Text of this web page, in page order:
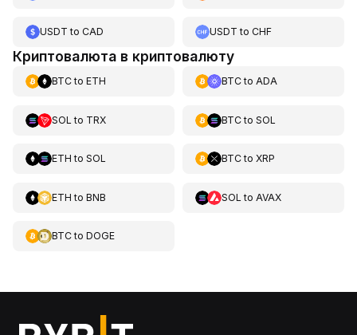
USDT to CAD USDT toCHF
Криптовалюта в криптовалюту
BTCto ETH BTCto ADA
SOL to TRX BTCto SOL
ETH to SOL BTCto XRP
ETH to BNB SOL to AVAX
BTCto DOGE